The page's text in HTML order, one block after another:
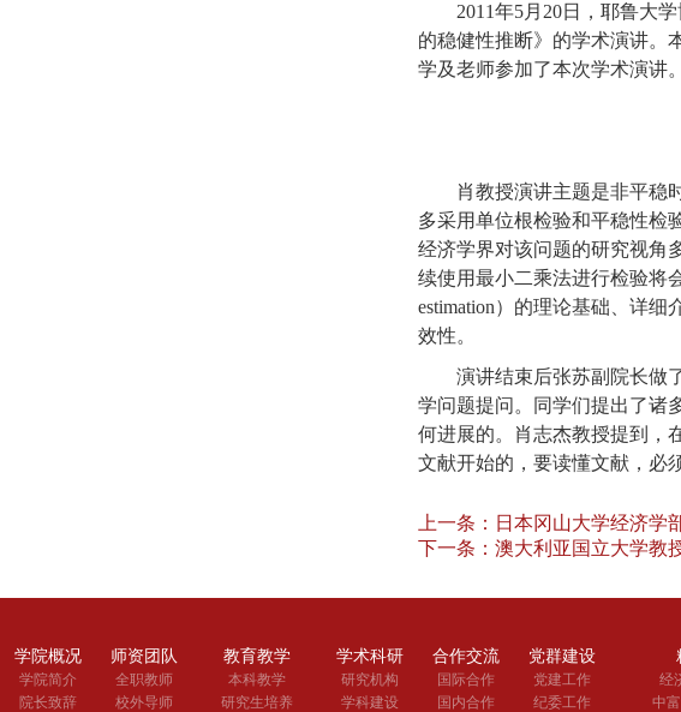
2011年5月 20日，耶鲁大
的稳健性推断》的学术演讲。
学及老师参加了本次学术演讲。
肖教授演讲主题是非平稳
多采用单位根检验和平稳性检
经济学界对该问题的研究视角
续使用最小二乘法进行检验将
estimation）的理论基础、详细
效性。
演讲结束后张苏副院长做
学问题提问。同学们提出了诸
何进展的。肖志杰教授提到，
文献开始的，要读懂文献，必
上一条： 日本冈山大学经济学
下一条： 澳大利亚国立大学教
学院概况
学院简介
院长致辞
师资团队
全职教师
校外导师
教育教学
本科教学
研究生培养
学术科研
研究机构
学科建设
合作交流
国际合作
国内合作
党群建设
党建工作
纪委工作
经
中